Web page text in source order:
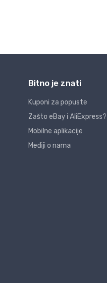
Bitno je znati
Kuponi za popuste
Zašto eBay i AliExpress?
Mobilne aplikacije
Mediji o nama